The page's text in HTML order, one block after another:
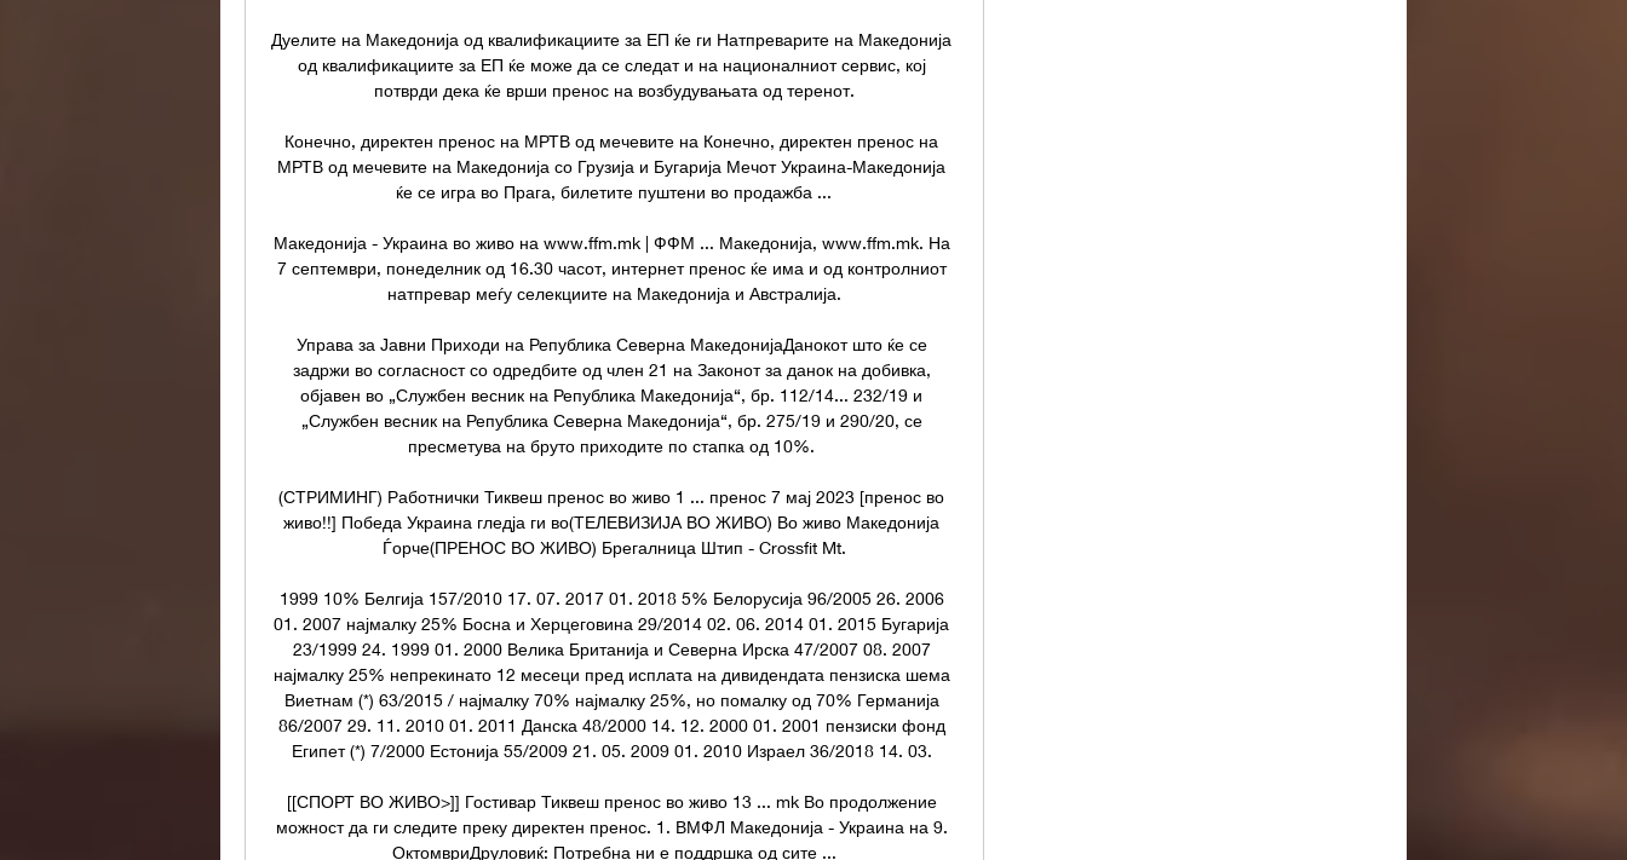
Дуелите на Македонија од квалификациите за ЕП ќе ги Натпреварите на Македонија
од квалификациите за ЕП ќе може да се следат и на националниот сервис, кој
потврди дека ќе врши пренос на возбудувањата од теренот.
Конечно, директен пренос на МРТВ од мечевите на Конечно, директен пренос на
МРТВ од мечевите на Македонија со Грузија и Бугарија Мечот Украина-Македонија
ќе се игра во Прага, билетите пуштени во продажба ...
Македонија - Украина во живо на www.ffm.mk | ФФМ ... Македонија, www.ffm.mk. На
7 септември, понеделник од 16.30 часот, интернет пренос ќе има и од контролниот
натпревар меѓу селекциите на Македонија и Австралија.
Управа за Јавни Приходи на Република Северна МакедонијаДанокот што ќе се
задржи во согласност со одредбите од член 21 на Законот за данок на добивка,
објавен во „Службен весник на Република Македонија“, бр. 112/14... 232/19 и
„Службен весник на Република Северна Македонија“, бр. 275/19 и 290/20, се
пресметува на бруто приходите по стапка од 10%.
(СТРИМИНГ) Работнички Тиквеш пренос во живо 1 ... пренос 7 мај 2023 [пренос во
живо!!] Победа Украина гледја ги во(ТЕЛЕВИЗИЈА ВО ЖИВО) Во живо Македонија
Ѓорче(ПРЕНОС ВО ЖИВО) Брегалница Штип - Crossfit Mt.
1999 10% Белгија 157/2010 17. 07. 2017 01. 2018 5% Белорусија 96/2005 26. 2006
01. 2007 најмалку 25% Босна и Херцеговина 29/2014 02. 06. 2014 01. 2015 Бугарија
23/1999 24. 1999 01. 2000 Велика Британија и Северна Ирска 47/2007 08. 2007
најмалку 25% непрекинато 12 месеци пред исплата на дивидендата пензиска шема
Виетнам (*) 63/2015 / најмалку 70% најмалку 25%, но помалку од 70% Германија
86/2007 29. 11. 2010 01. 2011 Данска 48/2000 14. 12. 2000 01. 2001 пензиски фонд
Египет (*) 7/2000 Естонија 55/2009 21. 05. 2009 01. 2010 Израел 36/2018 14. 03.
[[СПОРТ ВО ЖИВО>]] Гостивар Тиквеш пренос во живо 13 ... mk Во продолжение
можност да ги следите преку директен пренос. 1. ВМФЛ Македонија - Украина на 9.
ОктомвриДруловиќ: Потребна ни е поддршка од сите ...